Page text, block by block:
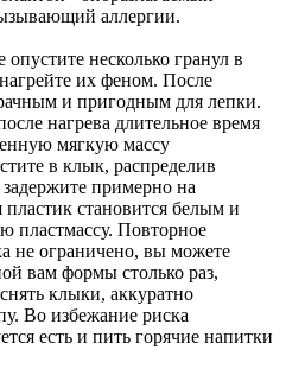
аллергии.
несколько гранул в
их феном. После
и пригодным для лепки.
нагрева длительное время
мягкую массу
в клык, распределив
примерно на
становится белым и
пластмассу. Повторное
не ограничено, вы можете
вам формы столько раз,
клыки, аккуратно
Во избежание риска
есть и пить горячие напитки